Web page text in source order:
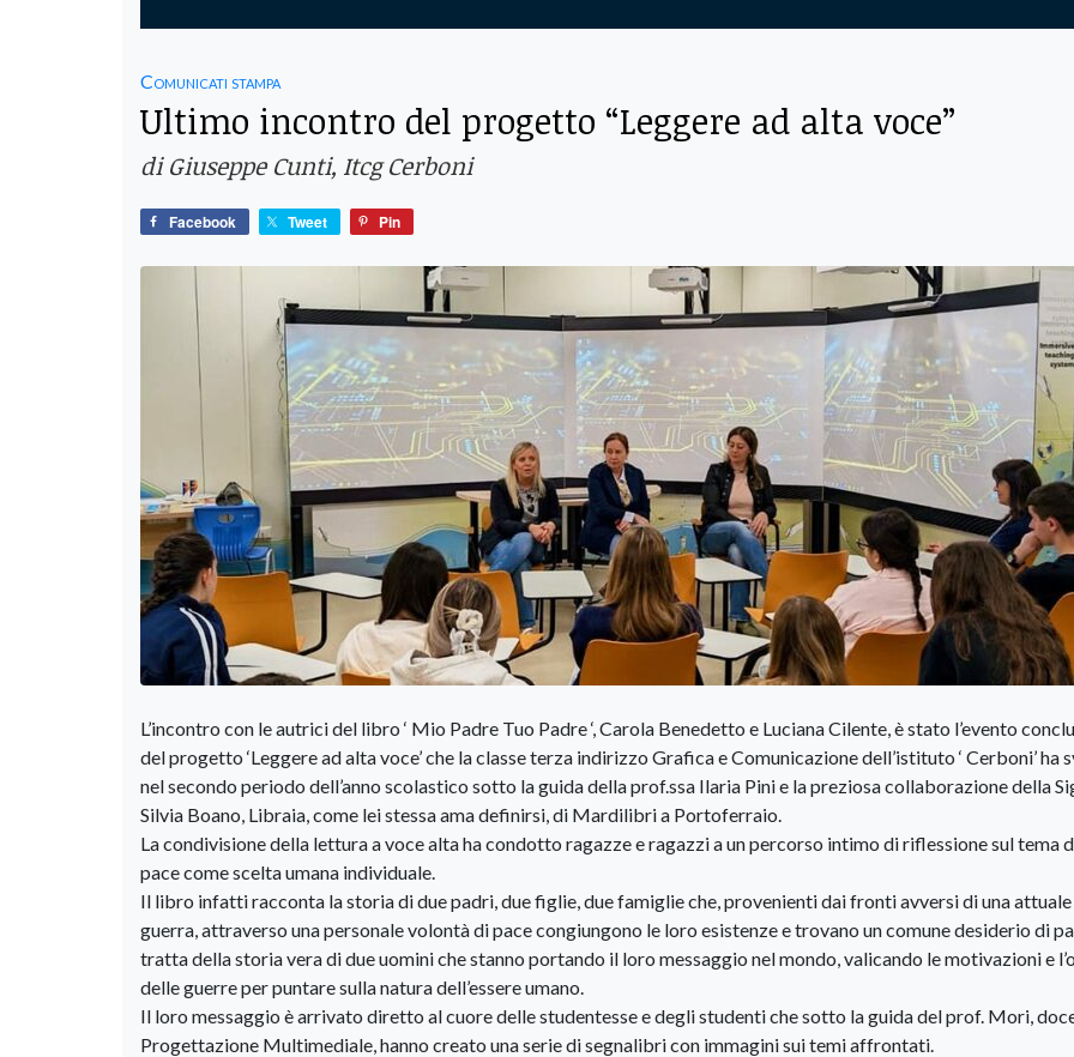
Comunicati stampa
Ultimo incontro del progetto “Leggere ad alta voce”
di Giuseppe Cunti, Itcg Cerboni
Facebook Tweet Pin
L’incontro con le autrici del libro ‘ Mio Padre Tuo Padre ‘, Carola Benedetto e Luciana Cilente, è stato l’evento
del progetto ‘Leggere ad alta voce’ che la classe terza indirizzo Grafica e Comunicazione dell’istituto ‘ Cerboni’ ha
nel secondo periodo dell’anno scolastico sotto la guida della prof.ssa Ilaria Pini e la preziosa collaborazione della
Silvia Boano, Libraia, come lei stessa ama definirsi, di Mardilibri a Portoferraio.
La condivisione della lettura a voce alta ha condotto ragazze e ragazzi a un percorso intimo di riflessione sul tema
pace come scelta umana individuale.
Il libro infatti racconta la storia di due padri, due figlie, due famiglie che, provenienti dai fronti avversi di una attuale
guerra, attraverso una personale volontà di pace congiungono le loro esistenze e trovano un comune desiderio di
tratta della storia vera di due uomini che stanno portando il loro messaggio nel mondo, valicando le motivazioni e
delle guerre per puntare sulla natura dell’essere umano.
Il loro messaggio è arrivato diretto al cuore delle studentesse e degli studenti che sotto la guida del prof. Mori,
Progettazione Multimediale, hanno creato una serie di segnalibri con immagini sui temi affrontati.